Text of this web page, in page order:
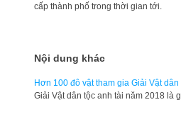
cấp thành phố trong thời gian tới.
Nội dung khác
Hơn 100 đô vật tham gia Giải Vật
Giải Vật dân tộc anh tài năm 2018